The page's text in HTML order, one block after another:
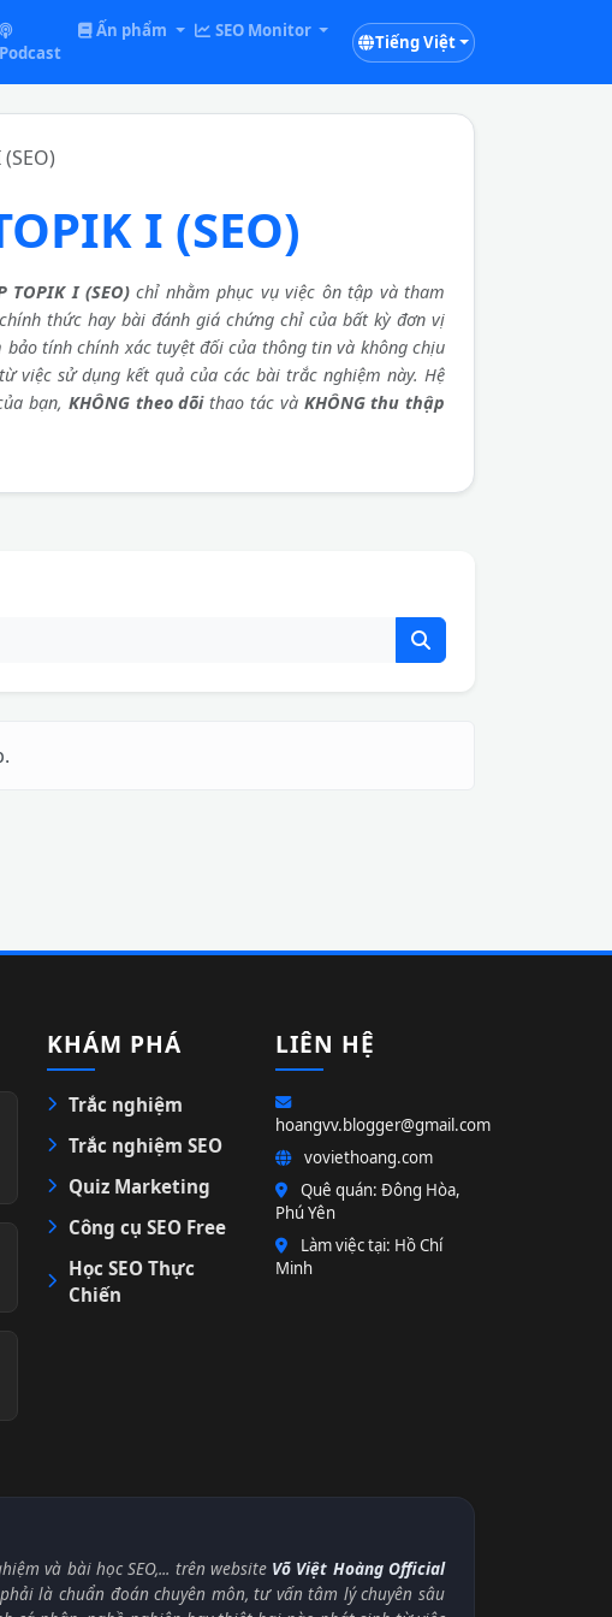
Podcast
Ấn phẩm SEO Monitor
Tiếng Việt
I (SEO)
TOPIK I (SEO) chỉ nhằm phục vụ việc ôn tập và tham
thức hay bài đánh giá chứng chỉ của bất kỳ đơn vị
tính chính xác tuyệt đối của thông tin và không chịu
việc sử dụng kết quả của các bài trắc nghiệm này. Hệ
bạn, KHÔNG theo dõithao tác và KHÔNG thu thập
KHÁM PHÁ
Trắc nghiệm
Trắc nghiệm SEO
Quiz Marketing
Công cụ SEO Free
Học SEO Thực
Chiến
LIÊN HỆ
hoangvv.blogger@gmail.com
voviethoang.com
Quê quán: Đông Hòa,
Phú Yên
Làm việc tại: Hồ Chí
Minh
và bài học SEO,... trên website Võ Việt Hoàng Official
là chuẩn đoán chuyên môn, tư vấn tâm lý chuyên sâu